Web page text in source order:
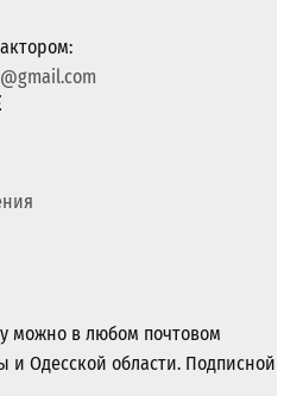
можно в любом почтовом
и Одесской области. Подписной